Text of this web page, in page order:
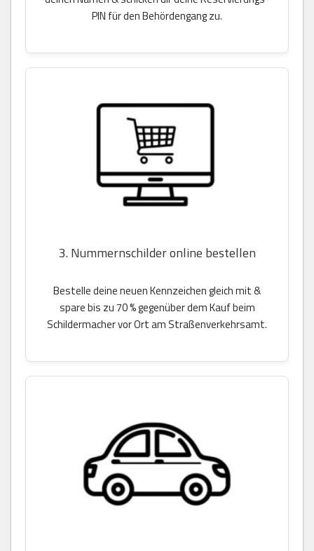
PIN für den Behördengang zu.
3. Nummernschilder online bestellen
Bestelle deine neuen Kennzeichen gleich mit &
spare bis zu 70 % gegenüber dem Kauf beim
Schildermacher vor Ort am Straßenverkehrsamt.